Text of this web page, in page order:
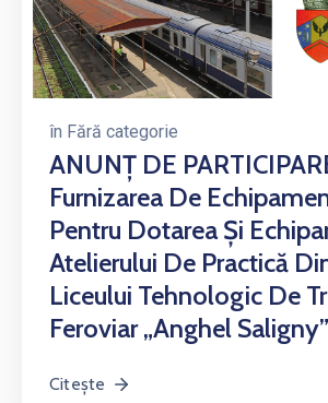
în Fără categorie
ANUNȚ DE
Furnizarea De
Pentru Dotarea Și
Atelierului De Practică
Liceului Tehnologic De
Feroviar „Anghel
Citește